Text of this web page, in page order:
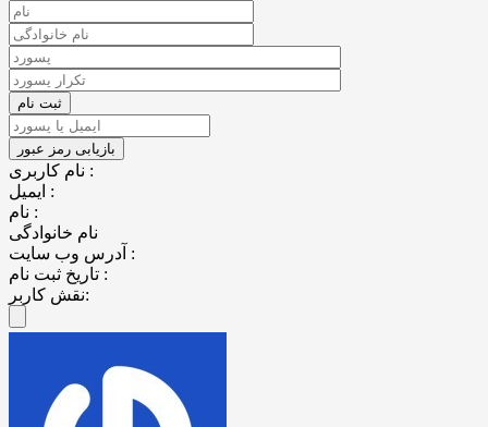
نام کاربری :
ایمیل :
نام :
نام خانوادگی
آدرس وب سایت :
تاریخ ثبت نام :
نقش کاربر: